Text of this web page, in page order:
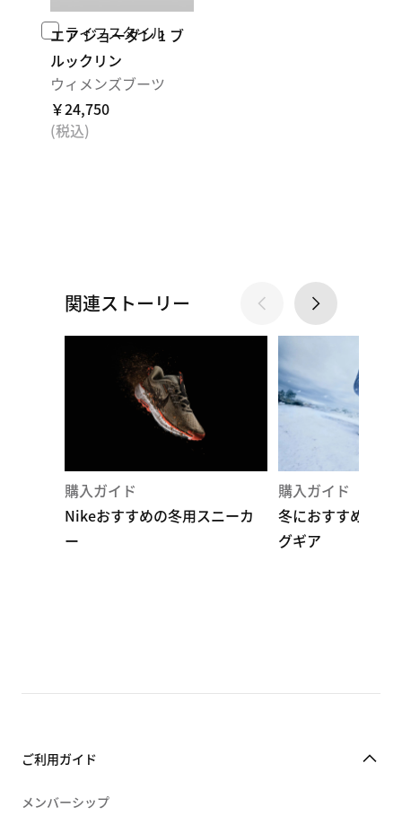
ライフスタイル
エア ジョーダン 1 ブ
ルックリン
ウィメンズブーツ
￥24,750
(税込)
関連ストーリー
購入ガイド
Nikeおすすめの冬用スニーカ
ー
購入ガイド
冬におすすめの
グギア
ご利用ガイド
メンバーシップ